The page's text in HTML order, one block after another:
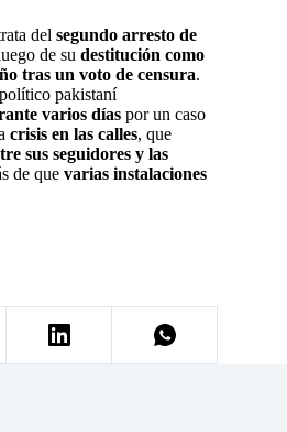
del segundo arresto de
de su destitución como
tras un voto de censura.
pakistaní
varios días por un caso
crisis en las calles, que
sus seguidores y las
de que varias instalaciones